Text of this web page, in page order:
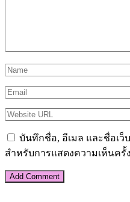
บันทึกชื่อ, อีเมล และชื่อเว็
สำหรับการแสดงความเห็นครั้